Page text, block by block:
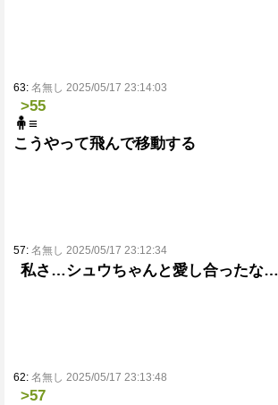
63: 名無し 2025/05/17 23:14:03
>55
🧍≡
こうやって飛んで移動する
57: 名無し 2025/05/17 23:12:34
私さ…シュウちゃんと愛し合ったな…
62: 名無し 2025/05/17 23:13:48
>57